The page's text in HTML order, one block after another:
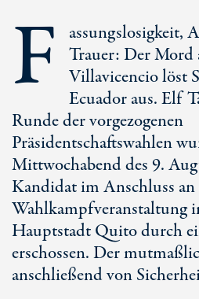
F
assungslosigkeit,
Trauer: Der Mord
Villavicencio löst
Ecuador aus. Elf
Runde der vorgezogenen
Präsidentschaftswahlen
Mittwochabend des 9.
Kandidat im Anschluss an
Wahlkampfveranstaltung
Hauptstadt Quito durch
erschossen. Der
anschließend von